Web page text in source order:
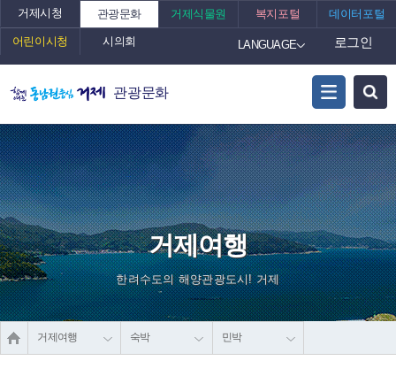
거제시청 관광문화 거제식물원 복지포털 데이터포털
어린이시청 시의회 LANGUAGE 로그인
관광문화
거제여행
한려수도의 해양관광도시! 거제
거제여행 숙박 민박